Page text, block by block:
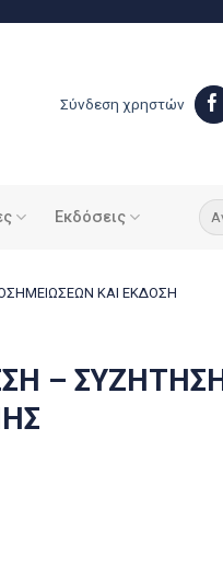
Σύνδεση χρηστών
Εκδόσεις
ΚΑΙ ΕΚΔΟΣΗ
– ΣΥΖΗΤΗΣΗ